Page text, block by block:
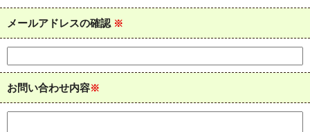
メールアドレスの確認 ※
お問い合わせ内容※